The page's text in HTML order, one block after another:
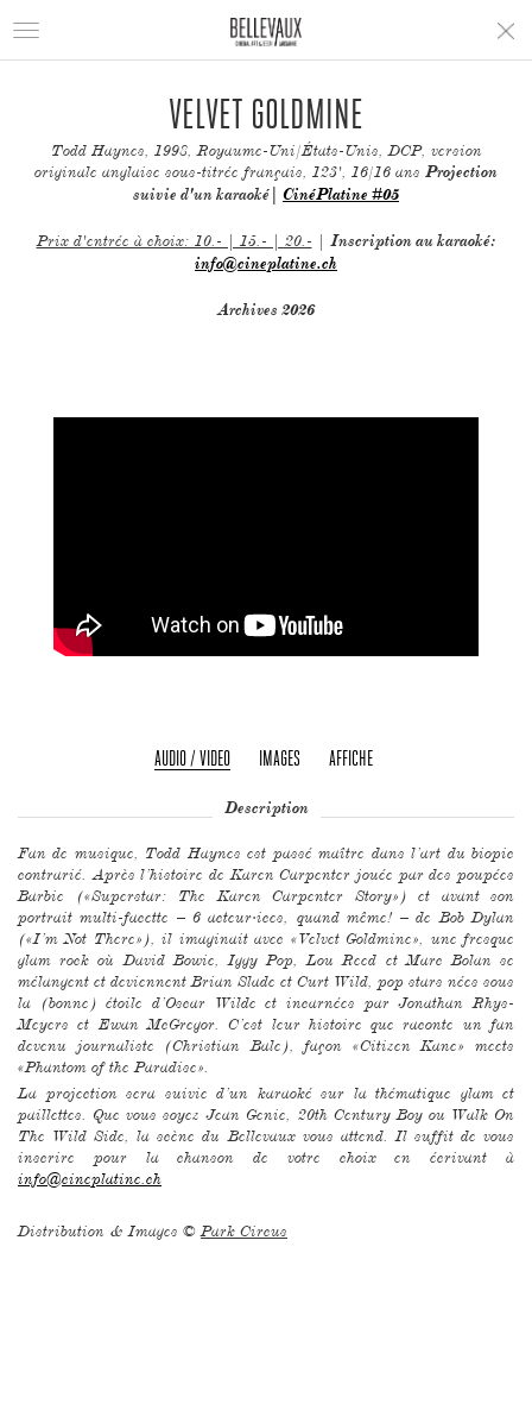
Toggle
VELVET GOLDMINE
Todd Haynes, 1998, Royaume-Uni/États-Unis, DCP, version
originale anglaise sous-titrée français, 123', 16/16 ans Projection
suivie d'un karaoké| CinéPlatine #05
Prix d'entrée à choix: 10.- | 15.- | 20.- | Inscription au karaoké:
info@cineplatine.ch
Archives 2026
AUDIO / VIDEO IMAGES AFFICHE
Description
Fan de musique, Todd Haynes est passé maître dans l’art du biopic
contrarié. Après l’histoire de Karen Carpenter jouée par des poupées
Barbie («Superstar: The Karen Carpenter Story») et avant son
portrait multi-facette – 6 acteur·ices, quand même! – de Bob Dylan
(«I’m Not There»), il imaginait avec «Velvet Goldmine», une fresque
glam rock où David Bowie, Iggy Pop, Lou Reed et Marc Bolan se
mélangent et deviennent Brian Slade et Curt Wild, pop stars nées sous
la (bonne) étoile d’Oscar Wilde et incarnées par Jonathan Rhys-
Meyers et Ewan McGregor. C’est leur histoire que raconte un fan
devenu journaliste (Christian Bale), façon «Citizen Kane» meets
«Phantom of the Paradise».
La projection sera suivie d’un karaoké sur la thématique glam et
paillettes. Que vous soyez Jean Genie, 20th Century Boy ou Walk On
The Wild Side, la scène du Bellevaux vous attend. Il suffit de vous
inscrire pour la chanson de votre choix en écrivant à
info@cineplatine.ch
Distribution & Images © Park Circus